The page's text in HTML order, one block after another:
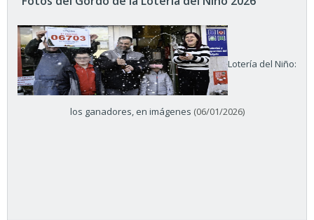
Lotería del Niño:
los ganadores, en imágenes (06/01/2026)